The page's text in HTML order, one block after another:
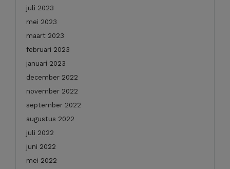
juli 2023
mei 2023
maart 2023
februari 2023
januari 2023
december 2022
november 2022
september 2022
augustus 2022
juli 2022
juni 2022
mei 2022